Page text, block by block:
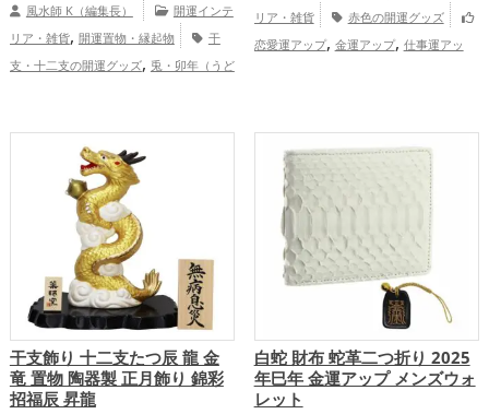
風水師 K（編集長）
開運インテ
リア・雑貨, 開運置物・縁起物
干
支・十二支の開運グッズ, 兎・卯年（うど
リア・雑貨
赤色の開運グッズ
恋愛運アップ, 金運アップ, 仕事運アッ
干支飾り 十二支たつ辰 龍 金
竜 置物 陶器製 正月飾り 錦彩
招福辰 昇龍
白蛇 財布 蛇革二つ折り 2025
年巳年 金運アップ メンズウォ
レット